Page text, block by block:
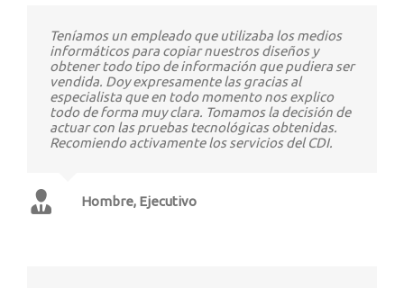
Teníamos un empleado que utilizaba los medios
informáticos para copiar nuestros diseños y
obtener todo tipo de información que pudiera ser
vendida. Doy expresamente las gracias al
especialista que en todo momento nos explico
todo de forma muy clara. Tomamos la decisión de
actuar con las pruebas tecnológicas obtenidas.
Recomiendo activamente los servicios del CDI.
Hombre, Ejecutivo